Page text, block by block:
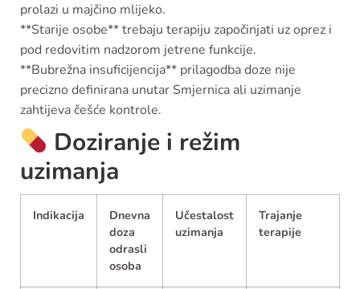
prolazi u majčino mlijeko.
**Starije osobe**trebaju terapiju započinjati uz oprez i
pod redovitim nadzorom jetrene funkcije.
**Bubrežna insuficijencija** prilagodba doze nije
precizno definirana unutar Smjernica ali uzimanje
zahtijeva češće kontrole.
Doziranje i režim
uzimanja
Indikacija
Dnevna
doza
odrasli
osoba
Učestalost
uzimanja
Trajanje
terapije